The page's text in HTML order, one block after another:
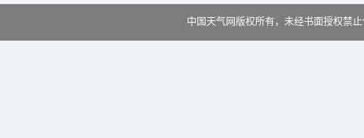
中国天气网版权所有，未经书面授权